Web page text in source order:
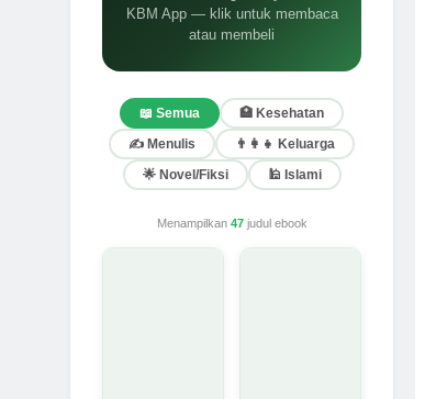
KBM App — klik untuk membaca
atau membeli
📖 Semua
🏥 Kesehatan
✍️ Menulis
👨‍👩‍👧 Keluarga
🌟 Novel/Fiksi
🕌 Islami
Menampilkan 47judul ebook